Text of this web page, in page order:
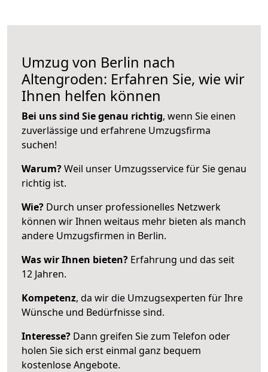
Umzug von Berlin nach
Altengroden: Erfahren Sie, wie wir
Ihnen helfen können
Bei uns sind Sie genau richtig, wenn Sie einen
zuverlässige und erfahrene Umzugsfirma
suchen!
Warum?Weil unser Umzugsservice für Sie genau
richtig ist.
Wie? Durch unser professionelles Netzwerk
können wir Ihnen weitaus mehr bieten als manch
andere Umzugsfirmen in Berlin.
Was wir Ihnen bieten? Erfahrung und das seit
12 Jahren.
Kompetenz, da wir die Umzugsexperten für Ihre
Wünsche und Bedürfnisse sind.
Interesse? Dann greifen Sie zum Telefon oder
holen Sie sich erst einmal ganz bequem
kostenlose Angebote.